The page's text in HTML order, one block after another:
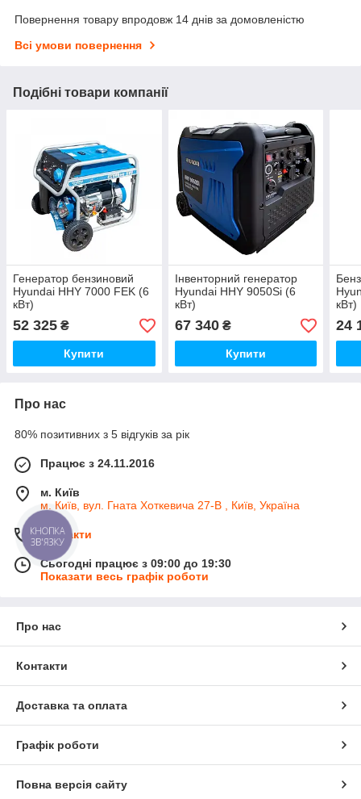
Повернення товару впродовж 14 днів за домовленістю
Всі умови повернення
Подібні товари компанії
Генератор бензиновий
Hyundai HHY 7000 FEK (6
кВт)
52 325 ₴
Купити
Інвенторний генератор
Hyundai HHY 9050Si (6
кВт)
67 340₴
Купити
кВт)
24
Про нас
80% позитивних з 5 відгуків за рік
Працює з 24.11.2016
м. Київ
м. Київ, вул. Гната Хоткевича 27-В , Київ, Україна
Контакти
Сьогодні працює з 09:00 до 19:30
Показати весь графік роботи
Про нас
Контакти
Доставка та оплата
Графік роботи
Повна версія сайту
КНОПКА
ЗВ'ЯЗКУ